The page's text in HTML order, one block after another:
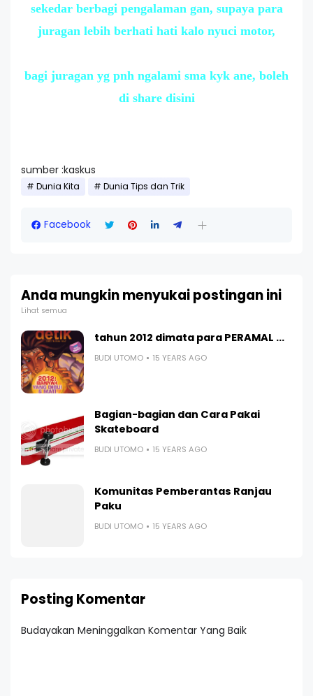
sekedar berbagi pengalaman gan, supaya para
juragan lebih berhati hati kalo nyuci motor,
bagi juragan yg pnh ngalami sma kyk ane, boleh
di share disini
sumber :kaskus
Dunia Kita Dunia Tips dan Trik
Facebook
Anda mungkin menyukai postingan ini
Lihat semua
tahun 2012 dimata para PERAMAL ...
BUDI UTOMO 15 YEARS AGO
Bagian-bagian dan Cara Pakai
Skateboard
BUDI UTOMO 15 YEARS AGO
Komunitas Pemberantas Ranjau
Paku
BUDI UTOMO 15 YEARS AGO
Posting Komentar
Budayakan Meninggalkan Komentar Yang Baik